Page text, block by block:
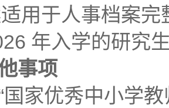
适用于人事档案
年入学的研究
事项
国家优秀中小学